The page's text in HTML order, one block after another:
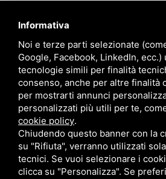
Informativa
Noi e terze parti selezionate
Google, Facebook, LinkedIn,
tecnologie simili per finalità
consenso, anche per altre finalità
per mostrarti annunci
personalizzati più utili per te,
cookie policy.
Chiudendo questo banner con la
su "Rifiuta", verranno utilizzati
tecnici. Se vuoi selezionare i
clicca su "Personalizza". Se
Via Quinto Bucci, 205, 47521
+39 0543 31536
+39 320 6635083
info@amiciziaeamore.it
Links
Chi siamo
Crea il tuo profilo
Franchising
Follow Us